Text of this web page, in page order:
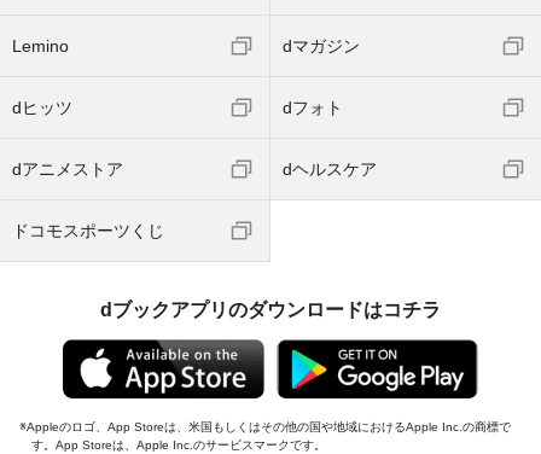
Lemino dマガジン
dヒッツ dフォト
dアニメストア dヘルスケア
ドコモスポーツくじ
dブックアプリのダウンロードはコチラ
Appleのロゴ、App Storeは、米国もしくはその他の国や地域におけるApple Inc.の商標で
す。App Storeは、Apple Inc.のサービスマークです。